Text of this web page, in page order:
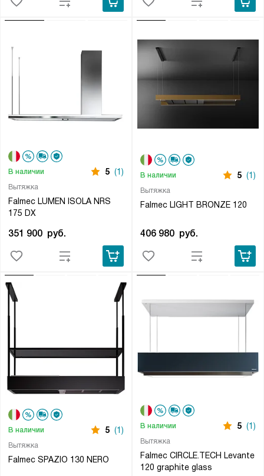
Вытяжка
Falmec LUMEN ISOLA NRS
175 DX
В наличии 5 (1)
351 900 руб.
Вытяжка
Falmec LIGHT BRONZE 120
В наличии 5 (1)
406 980 руб.
Вытяжка
Falmec SPAZIO 130 NERO
В наличии 5 (1)
Вытяжка
Falmec CIRCLE.TECH Levante
120 graphite glass
В наличии 5 (1)